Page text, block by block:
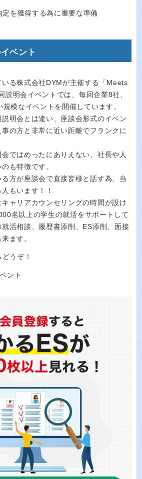
ベント
る株式会社DYMが主催する「Meets
説明会イベントでは、毎回企業8社、
模なイベントを開催しています。
明会とは違い、座談会形式のイベン
事の方と非常に近い距離でフランクに
ではめったにありえない、社長や人
も特徴です。
方が座談会で直接皆様と話す為、当
もいます！！
ャリアカウンセリングの時間が設け
名以上の学生の就活をサポートして
活相談、履歴書添削、ES添削、面接
ます。
うぞ！